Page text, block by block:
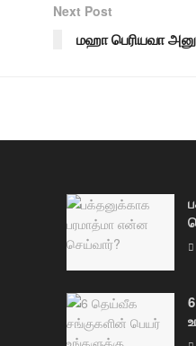
Next Post
மஹா பெரியவா